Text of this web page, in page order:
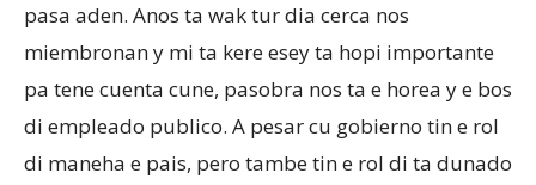
pasa aden. Anos ta wak tur dia cerca nos
miembronan y mi ta kere esey ta hopi importante
pa tene cuenta cune, pasobra nos ta e horea y e bos
di empleado publico. A pesar cu gobierno tin e rol
di maneha e pais, pero tambe tin e rol di ta dunado